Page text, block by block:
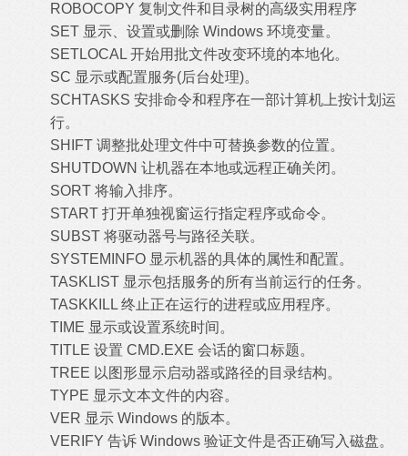
ROBOCOPY 复制文件和目录树的高级实用程序
SET 显示、设置或删除 Windows 环境变量。
SETLOCAL 开始用批文件改变环境的本地化。
SC 显示或配置服务(后台处理)。
SCHTASKS 安排命令和程序在一部计算机上按计划运
行。
SHIFT 调整批处理文件中可替换参数的位置。
SHUTDOWN 让机器在本地或远程正确关闭。
SORT 将输入排序。
START 打开单独视窗运行指定程序或命令。
SUBST 将驱动器号与路径关联。
SYSTEMINFO 显示机器的具体的属性和配置。
TASKLIST 显示包括服务的所有当前运行的任务。
TASKKILL 终止正在运行的进程或应用程序。
TIME 显示或设置系统时间。
TITLE 设置 CMD.EXE 会话的窗口标题。
TREE 以图形显示启动器或路径的目录结构。
TYPE 显示文本文件的内容。
VER 显示 Windows 的版本。
VERIFY 告诉 Windows 验证文件是否正确写入磁盘。